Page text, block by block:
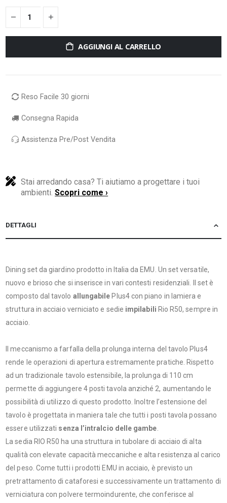
AGGIUNGI AL CARRELLO
Reso Facile 30 giorni
Consegna Rapida
Assistenza Pre/Post Vendita
Stai arredando casa? Ti aiutiamo a progettare i tuoi
ambienti.Scopri come ›
DETTAGLI
Dining set da giardino prodotto in Italia da EMU. Un set versatile,
nuovo e brioso che si inserisce in vari contesti residenziali. Il set è
composto dal tavolo allungabile Plus4 con piano in lamiera e
struttura in acciaio verniciato e sedie impilabili Rio R50, sempre in
acciaio.
Il meccanismo a farfalla della prolunga interna del tavolo Plus4
rende le operazioni di apertura estremamente pratiche. Rispetto
ad un tradizionale tavolo estensibile, la prolunga di 110 cm
permette di aggiungere 4 posti tavola anziché 2, aumentando le
possibilità di utilizzo di questo prodotto. Inoltre l’estensione del
tavolo è progettata in maniera tale che tutti i posti tavola possano
essere utilizzati senza l’intralcio delle gambe.
La sedia RIO R50 ha una struttura in tubolare di acciaio di alta
qualità con elevate capacità meccaniche e alta resistenza al carico
del peso. Come tutti i prodotti EMU in acciaio, è previsto un
pretrattamento di cataforesi e successivamente un trattamento di
verniciatura con polvere termoindurente, che conferisce al